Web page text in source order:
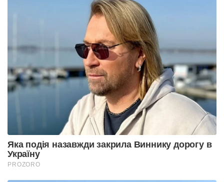
Яка подія назавжди закрила Виннику дорогу в
Україну
PROZORO